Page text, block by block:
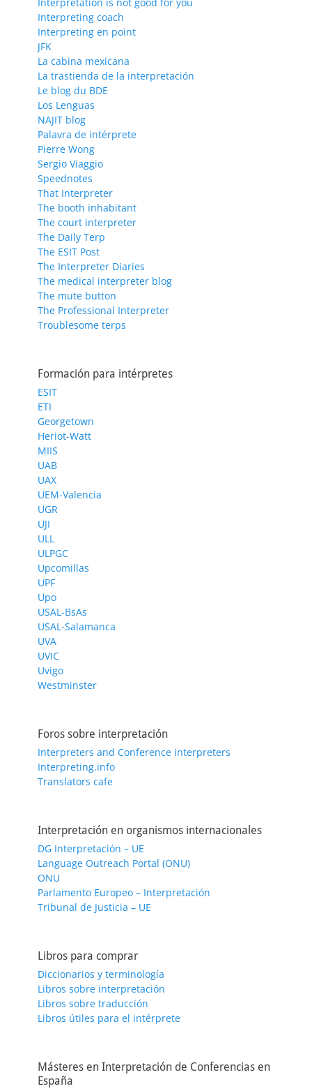
Interpreting coach
Interpreting en point
JFK
La cabina mexicana
La trastienda de la interpretación
Le blog du BDE
Los Lenguas
NAJIT blog
Palavra de intérprete
Pierre Wong
Sergio Viaggio
Speednotes
That Interpreter
The booth inhabitant
The court interpreter
The Daily Terp
The ESIT Post
The Interpreter Diaries
The medical interpreter blog
The mute button
The Professional Interpreter
Troublesome terps
Formación para intérpretes
ESIT
ETI
Georgetown
Heriot-Watt
MIIS
UAB
UAX
UEM-Valencia
UGR
UJI
ULL
ULPGC
Upcomillas
UPF
Upo
USAL-BsAs
USAL-Salamanca
UVA
UVIC
Uvigo
Westminster
Foros sobre interpretación
Interpreters and Conference interpreters
Interpreting.info
Translators cafe
Interpretación en organismos internacionales
DG Interpretación – UE
Language Outreach Portal (ONU)
ONU
Parlamento Europeo – Interpretación
Tribunal de Justicia – UE
Libros para comprar
Diccionarios y terminología
Libros sobre interpretación
Libros sobre traducción
Libros útiles para el intérprete
Másteres en Interpretación de Conferencias en
España